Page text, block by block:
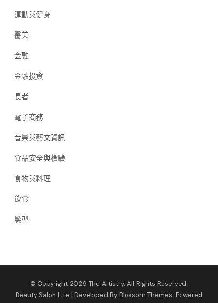
運動與健身
醫美
金融
金融投資
長者
電子商務
音樂與藝文資訊
食品安全與檢驗
食物與料理
飲食
髮型
© Copyright 2026 The Artistry. All Rights Reserved.
Beauty Salon Lite | Developed By Blossom Themes. Powered